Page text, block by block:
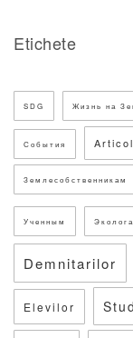
Etichete
SDG Жизнь на
События Articol
Землесобственникам
Ученным
Demnitarilor
Elevilor